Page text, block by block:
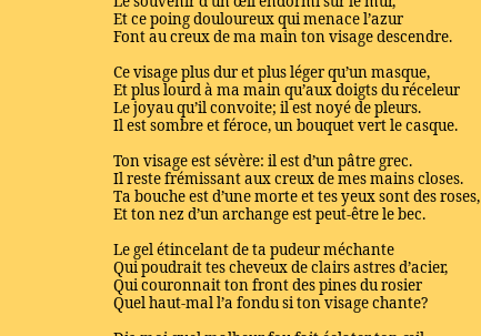
Et ce poing douloureux qui menace l’azur
Font au creux de ma main ton visage descendre.
Ce visage plus dur et plus léger qu’un masque,
Et plus lourd à ma main qu’aux doigts du réceleur
Le joyau qu’il convoite; il est noyé de pleurs.
Il est sombre et féroce, un bouquet vert le casque.
Ton visage est sévère: il est d’un pâtre grec.
Il reste frémissant aux creux de mes mains closes.
Ta bouche est d’une morte et tes yeux sont des roses,
Et ton nez d’un archange est peut-être le bec.
Le gel étincelant de ta pudeur méchante
Qui poudrait tes cheveux de clairs astres d’acier,
Qui couronnait ton front des pines du rosier
Quel haut-mal l’a fondu si ton visage chante?